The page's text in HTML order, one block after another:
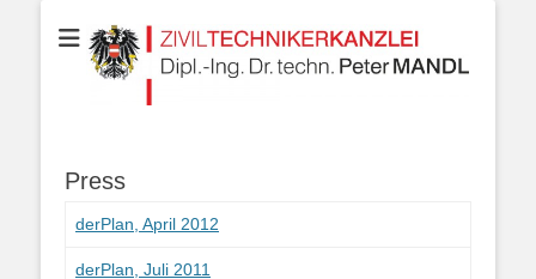
Dipl.-Ing.
Your partner for Information Technologies, Electrotechnics,
Communication Technologies, Measurement Technologies, Business
and IT Law
Press
derPlan, April 2012
derPlan, Juli 2011